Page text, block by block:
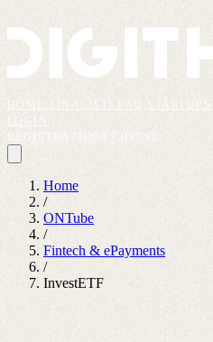
Home
/
ONTube
/
Fintech & ePayments
/
InvestETF